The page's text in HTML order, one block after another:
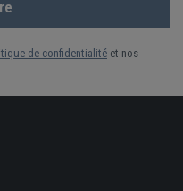
de confidentialité et nos